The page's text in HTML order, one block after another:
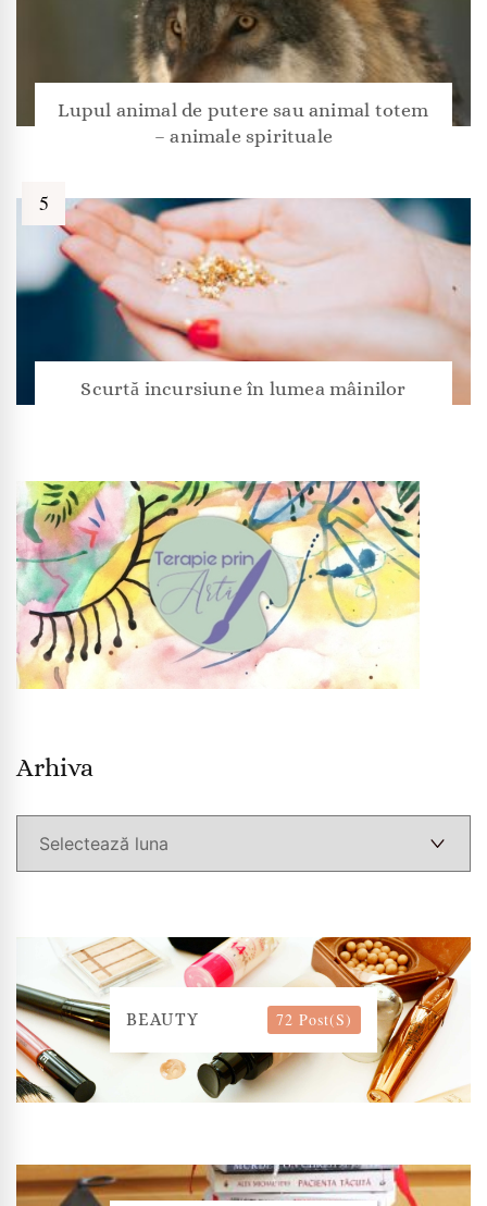
Lupul animal de putere sau animal totem
– animale spirituale
Scurtă incursiune în lumea mâinilor
Arhiva
BEAUTY 72 Post(s)